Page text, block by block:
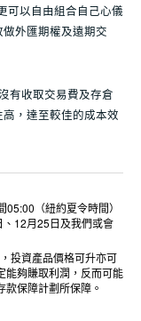
可以自由組合自己心儀
外匯期權及遠期交
有收取交易費及存倉
，達至較佳的成本效
（紐約夏令時間）
12月25日及我們或會
投資產品價格可升亦可
能夠賺取利潤，反而可能
保障計劃所保障。